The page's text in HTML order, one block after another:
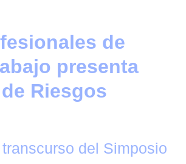
de
presenta
Riesgos
del Simposio